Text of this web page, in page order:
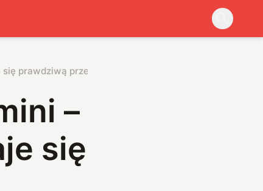
prawdziwą przewagą
–
się